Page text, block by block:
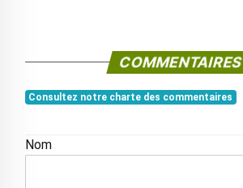
COMMENTAIRES
Consultez notre charte des commentaires
Nom